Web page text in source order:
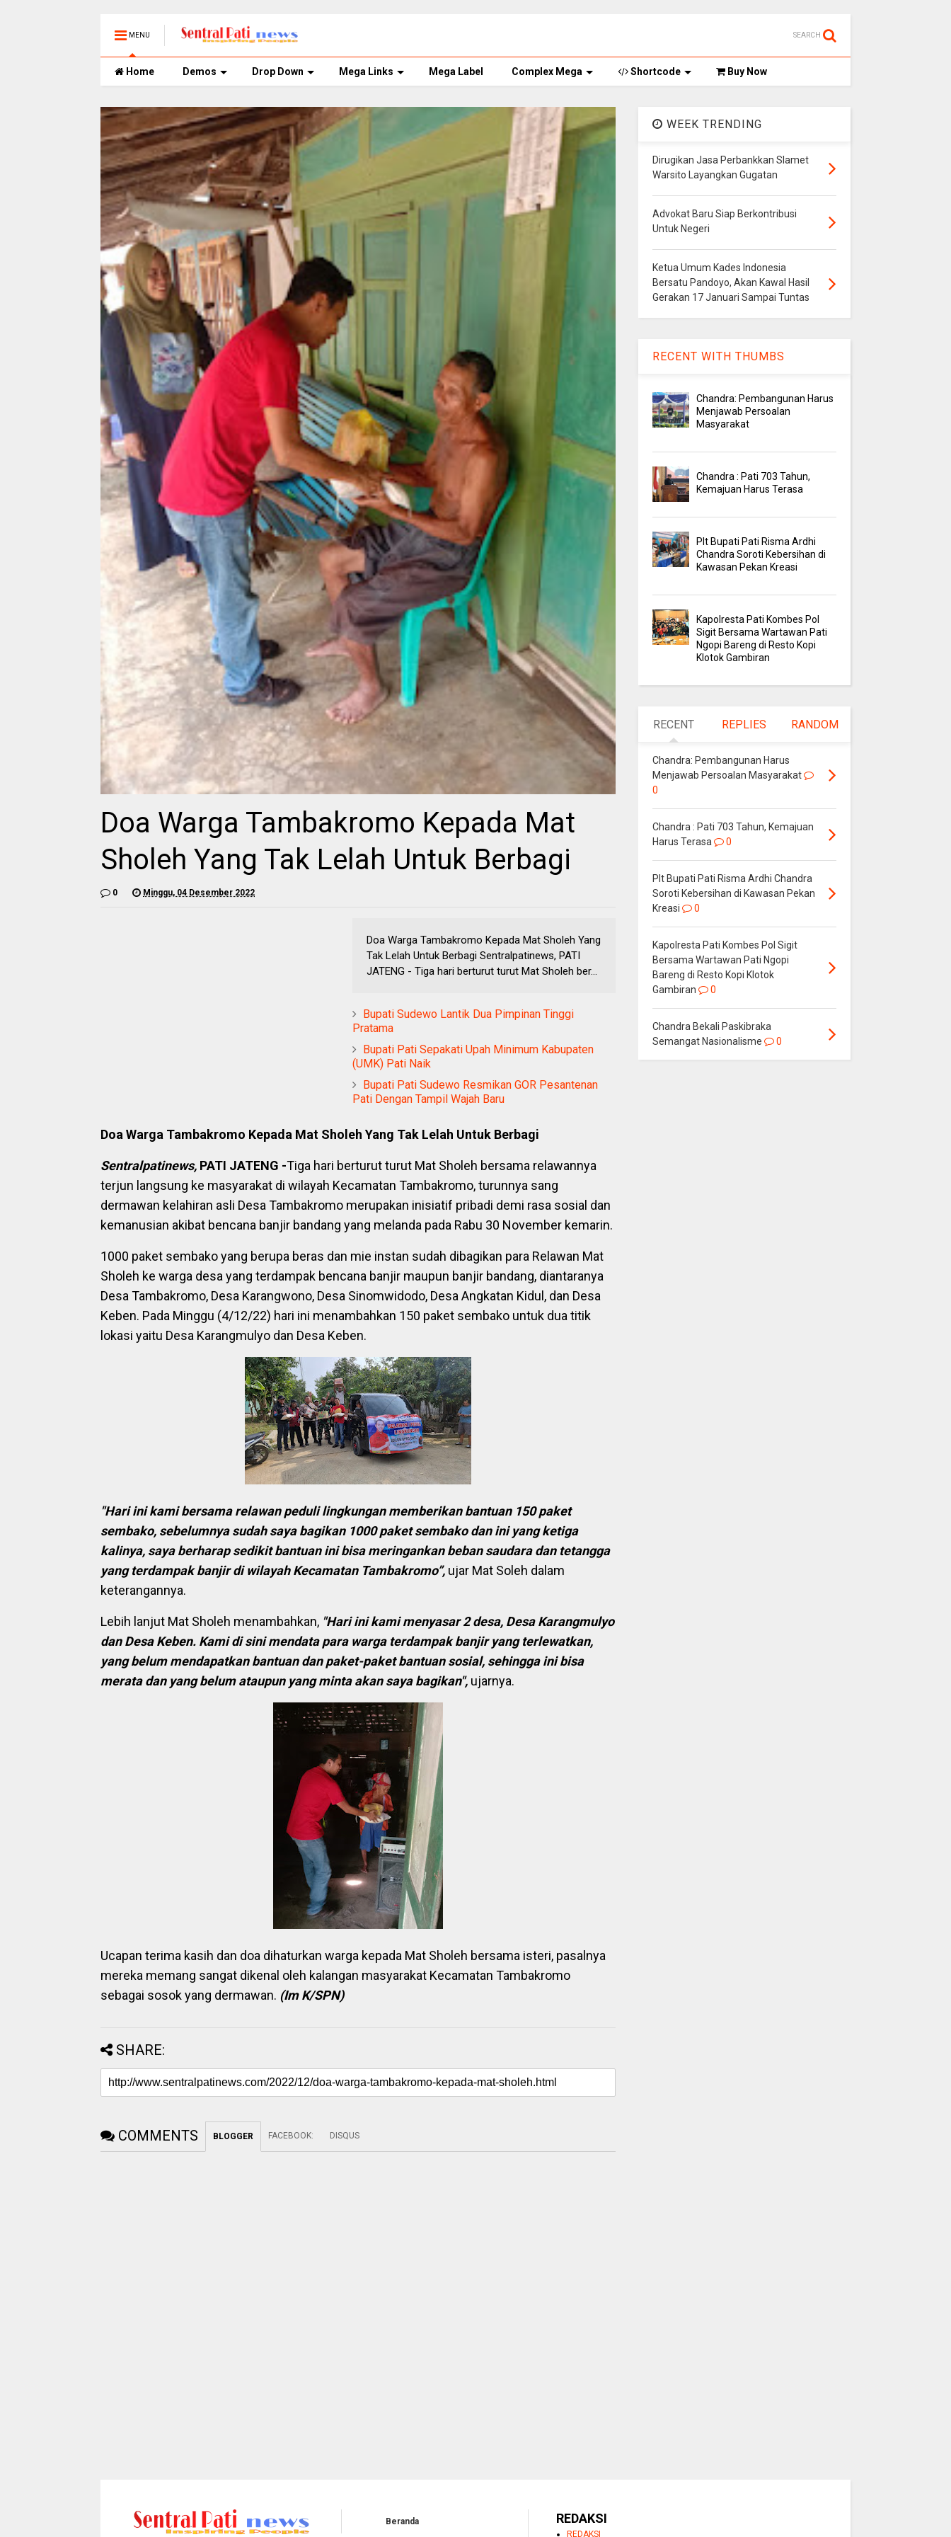
MENU SEARCH
Home Demos Drop Down Mega Links Mega Label Complex Mega Shortcode Buy Now
Doa Warga Tambakromo Kepada Mat
Sholeh Yang Tak Lelah Untuk Berbagi
0 Minggu, 04 Desember 2022
Doa Warga Tambakromo Kepada Mat Sholeh Yang
Tak Lelah Untuk Berbagi Sentralpatinews, PATI
JATENG - Tiga hari berturut turut Mat Sholeh ber...
Bupati Sudewo Lantik Dua Pimpinan Tinggi
Pratama
Bupati Pati Sepakati Upah Minimum Kabupaten
(UMK) Pati Naik
Bupati Pati Sudewo Resmikan GOR Pesantenan
Pati Dengan Tampil Wajah Baru
Doa Warga Tambakromo Kepada Mat Sholeh Yang Tak Lelah Untuk Berbagi
Sentralpatinews, PATI JATENG -Tiga hari berturut turut Mat Sholeh bersama relawannya
terjun langsung ke masyarakat di wilayah Kecamatan Tambakromo, turunnya sang
dermawan kelahiran asli Desa Tambakromo merupakan inisiatif pribadi demi rasa sosial dan
kemanusian akibat bencana banjir bandang yang melanda pada Rabu 30 November kemarin.
1000 paket sembako yang berupa beras dan mie instan sudah dibagikan para Relawan Mat
Sholeh ke warga desa yang terdampak bencana banjir maupun banjir bandang, diantaranya
Desa Tambakromo, Desa Karangwono, Desa Sinomwidodo, Desa Angkatan Kidul, dan Desa
Keben. Pada Minggu (4/12/22) hari ini menambahkan 150 paket sembako untuk dua titik
lokasi yaitu Desa Karangmulyo dan Desa Keben.
"Hari ini kami bersama relawan peduli lingkungan memberikan bantuan 150 paket
sembako, sebelumnya sudah saya bagikan 1000 paket sembako dan ini yang ketiga
kalinya, saya berharap sedikit bantuan ini bisa meringankan beban saudara dan tetangga
yang terdampak banjir di wilayah Kecamatan Tambakromo”, ujar Mat Soleh dalam
keterangannya.
Lebih lanjut Mat Sholeh menambahkan, "Hari ini kami menyasar 2 desa, Desa Karangmulyo
dan Desa Keben. Kami di sini mendata para warga terdampak banjir yang terlewatkan,
yang belum mendapatkan bantuan dan paket-paket bantuansosial, sehingga ini bisa
merata dan yang belum ataupun yang minta akan saya bagikan", ujarnya.
Ucapan terima kasih dan doa dihaturkan warga kepada Mat Sholeh bersama isteri, pasalnya
mereka memang sangat dikenal oleh kalangan masyarakat Kecamatan Tambakromo
sebagai sosok yang dermawan. (ImK/SPN)
SHARE:
COMMENTS BLOGGER FACEBOOK: DISQUS
WEEK TRENDING
Dirugikan Jasa Perbankkan Slamet
Warsito Layangkan Gugatan
Advokat Baru Siap Berkontribusi
Untuk Negeri
Ketua Umum Kades Indonesia
Bersatu Pandoyo, Akan Kawal Hasil
Gerakan 17 Januari Sampai Tuntas
RECENT WITH THUMBS
Chandra: Pembangunan Harus
Menjawab Persoalan
Masyarakat
Chandra : Pati 703 Tahun,
Kemajuan Harus Terasa
Plt Bupati Pati Risma Ardhi
Chandra Soroti Kebersihan di
Kawasan Pekan Kreasi
Kapolresta Pati Kombes Pol
Sigit Bersama Wartawan Pati
Ngopi Bareng di Resto Kopi
Klotok Gambiran
RECENT REPLIES RANDOM
Chandra: Pembangunan Harus
Menjawab Persoalan Masyarakat
0
Chandra : Pati 703 Tahun, Kemajuan
Harus Terasa
0
Plt Bupati Pati Risma Ardhi Chandra
Soroti Kebersihan di Kawasan Pekan
Kreasi
0
Kapolresta Pati Kombes Pol Sigit
Bersama Wartawan Pati Ngopi
Bareng di Resto Kopi Klotok
Gambiran
0
Chandra Bekali Paskibraka
Semangat Nasionalisme
0
Beranda REDAKSI
REDAKSI